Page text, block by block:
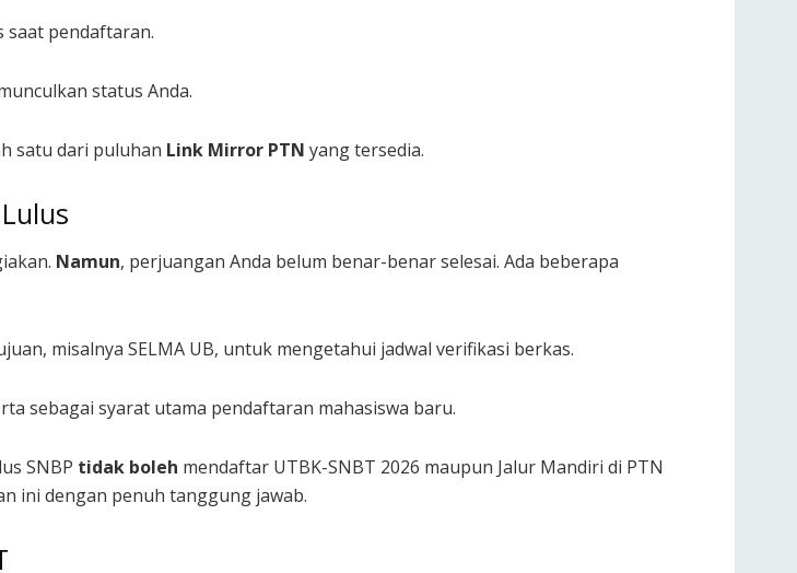
saat pendaftaran.
status Anda.
satu dari puluhan Link Mirror PTN yang tersedia.
Namun, perjuangan Anda belum benar-benar selesai. Ada beberapa
misalnya SELMA UB, untuk mengetahui jadwal verifikasi berkas.
sebagai syarat utama pendaftaran mahasiswa baru.
SNBP tidak boleh mendaftar UTBK-SNBT 2026 maupun Jalur Mandiri di PTN
ini dengan penuh tanggung jawab.